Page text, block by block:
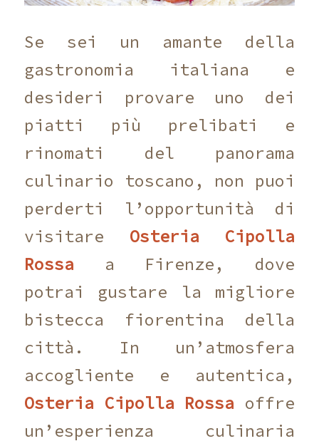
Se sei un amante della
gastronomia italiana e
desideri provare uno dei
piatti più prelibati e
rinomati del panorama
culinario toscano, non puoi
perderti l’opportunità di
visitare Osteria Cipolla
Rossa a Firenze, dove
potrai gustare la migliore
bistecca fiorentina della
città. In un’atmosfera
accogliente e autentica,
Osteria Cipolla Rossa offre
un’esperienza culinaria